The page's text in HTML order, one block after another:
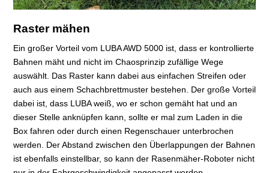
Raster mähen
Ein großer Vorteil vom LUBA AWD 5000 ist, dass er kontrollierte
Bahnen mäht und nicht im Chaosprinzip zufällige Wege
auswählt. Das Raster kann dabei aus einfachen Streifen oder
auch aus einem Schachbrettmuster bestehen. Der große Vorteil
dabei ist, dass LUBA weiß, wo er schon gemäht hat und an
dieser Stelle anknüpfen kann, sollte er mal zum Laden in die
Box fahren oder durch einen Regenschauer unterbrochen
werden. Der Abstand zwischen den Überlappungen der Bahnen
ist ebenfalls einstellbar, so kann der Rasenmäher-Roboter nicht